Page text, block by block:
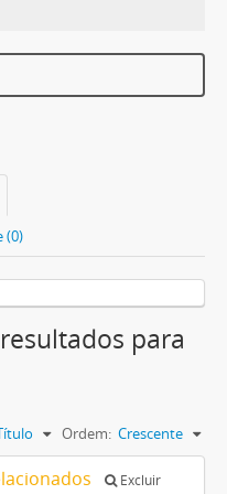
(0)
para
Ordem: Crescente
Excluir